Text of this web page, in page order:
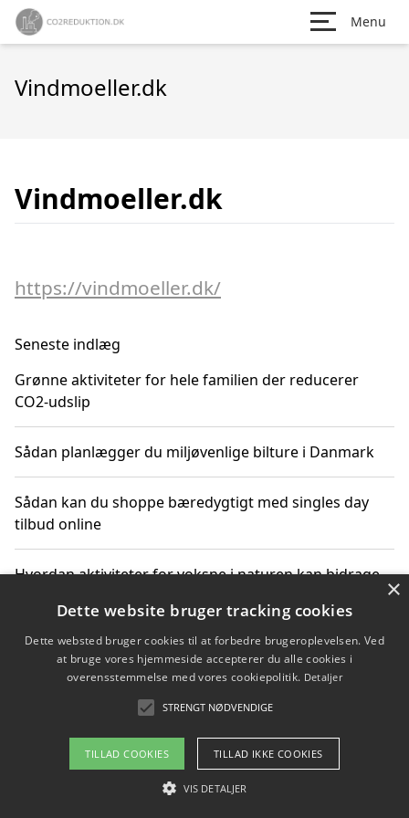
Menu
Vindmoeller.dk
Vindmoeller.dk
https://vindmoeller.dk/
Seneste indlæg
Grønne aktiviteter for hele familien der reducerer
CO2-udslip
Sådan planlægger du miljøvenlige bilture i Danmark
Sådan kan du shoppe bæredygtigt med singles day
tilbud online
Hvordan aktiviteter for voksne i naturen kan bidrage
Sådan planlægger du dine vigtige datoer for CO2-
reduktion
Copyright 2026 - Pilanto Aps
Om / kontakt
×
Dette website bruger tracking cookies
Dette websted bruger cookies til at forbedre brugeroplevelsen. Ved
at bruge vores hjemmeside accepterer du alle cookies i
overensstemmelse med vores cookiepolitik. Detaljer
STRENGT NØDVENDIGE
TILLAD COOKIES TILLAD IKKE COOKIES
VIS DETALJER